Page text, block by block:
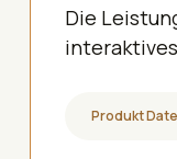
Die
Produkt